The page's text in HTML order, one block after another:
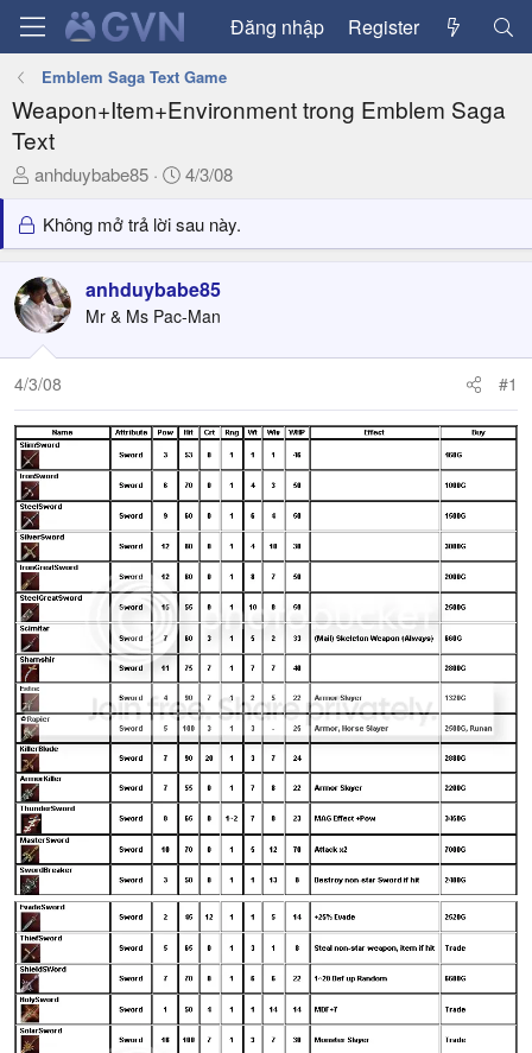
Đăng nhập Register
Emblem Saga Text Game
Weapon+Item+Environment trong Emblem Saga
Text
T
r
e
a
d
s
t
a
r
t
e
r
anhduybabe85
N
à
y
ử
i
4/3/08
Không mở trả lời sau này.
anhduybabe85
Mr & Ms Pac-Man
4/3/08 #1